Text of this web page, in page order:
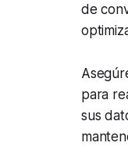
de
para
sus